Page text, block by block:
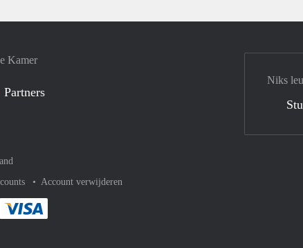
Kamer
Partners
Account verwijderen
Paypalaf met Mastercard
rekent gemakkelijk af met Meastro
Niks